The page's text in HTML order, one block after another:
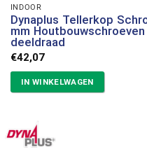
INDOOR
Dynaplus Tellerkop
mm
deeldraad
€42,07
IN WINKELWAGEN